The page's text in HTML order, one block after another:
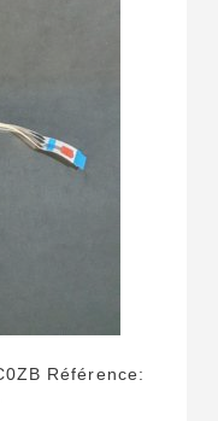
Référence: